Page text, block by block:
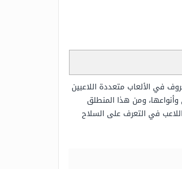
في الألعاب متعددة اللاعبين
ومن هذا المنطلق
في التعرف على السلاح